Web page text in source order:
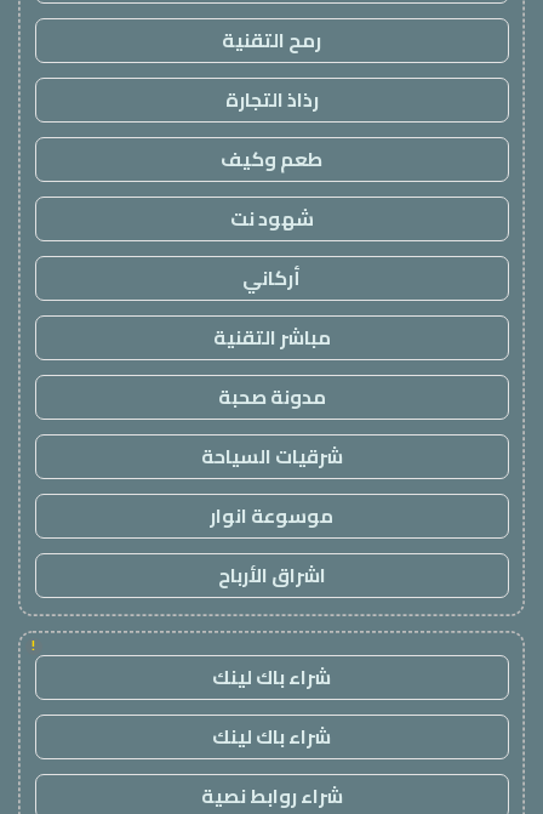
رمح التقنية
رذاذ التجارة
طعم وكيف
شهود نت
أركاني
مباشر التقنية
مدونة صحبة
شرقيات السياحة
موسوعة انوار
اشراق الأرباح
!
شراء باك لينك
شراء باك لينك
شراء روابط نصية